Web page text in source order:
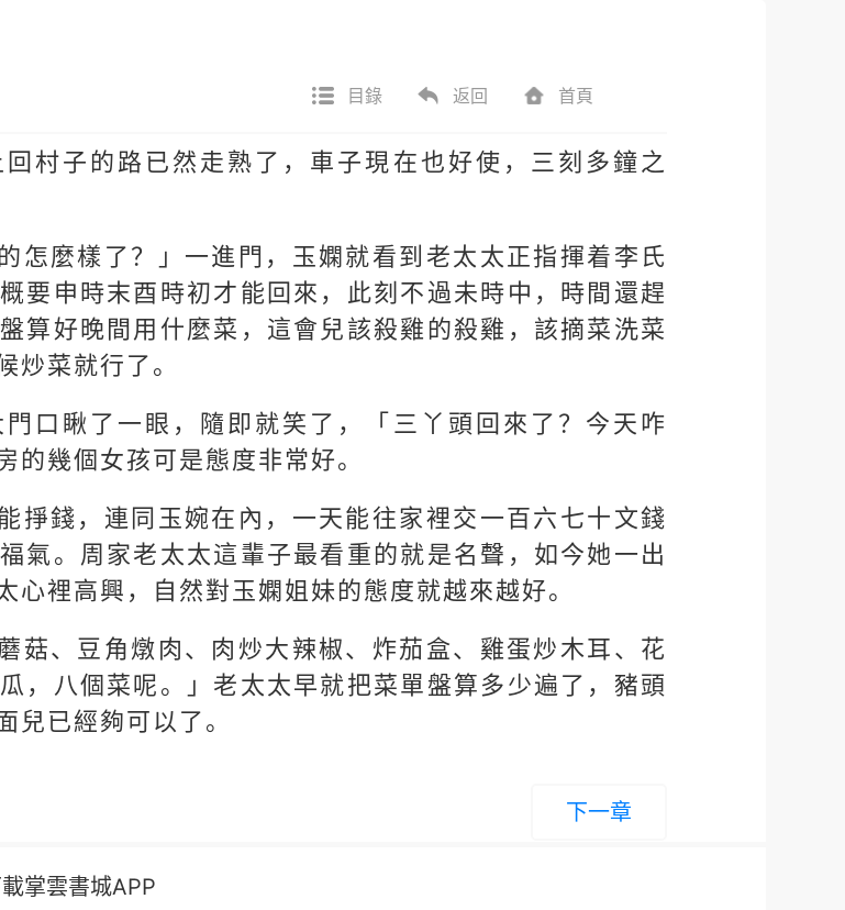
目錄 返回 首頁
村子的路已然走熟了，車子現在也好使，三刻多鐘之
怎麼樣了？」一進門，玉嫻就看到老太太正指揮着李氏
要申時末酉時初才能回來，此刻不過未時中，時間還趕
算好晚間用什麼菜，這會兒該殺雞的殺雞，該摘菜洗菜
炒菜就行了。
口瞅了一眼，隨即就笑了，「三丫頭回來了？今天咋
幾個女孩可是態度非常好。
掙錢，連同玉婉在內，一天能往家裡交一百六七十文錢
氣。周家老太太這輩子最看重的就是名聲，如今她一出
裡高興，自然對玉嫻姐妹的態度就越來越好。
菇、豆角燉肉、肉炒大辣椒、炸茄盒、雞蛋炒木耳、花
，八個菜呢。」老太太早就把菜單盤算多少遍了，豬頭
兒已經夠可以了。
下一章
掌雲書城APP